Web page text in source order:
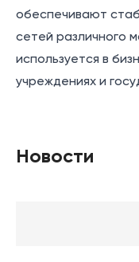
обеспечивают
сетей различного
используется в
учреждениях и
Новости